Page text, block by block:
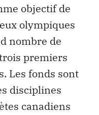
objectif de
olympiques
nombre de
premiers
Les fonds sont
disciplines
canadiens